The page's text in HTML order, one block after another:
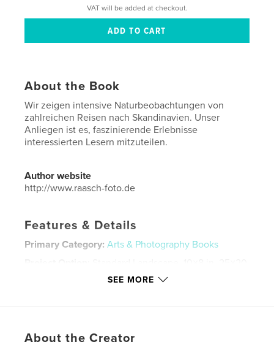
VAT will be added at checkout.
About the Book
Wir zeigen intensive Naturbeobachtungen von
zahlreichen Reisen nach Skandinavien. Unser
Anliegen ist es, faszinierende Erlebnisse
interessierten Lesern mitzuteilen.
Author website
http://www.raasch-foto.de
Features & Details
Primary Category: Arts & Photography Books
Keywords
SEE MORE
About the Creator